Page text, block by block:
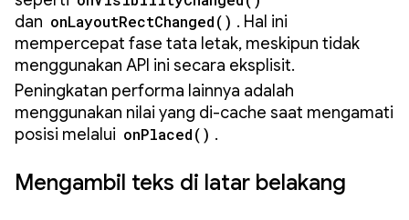
dan onLayoutRectChanged() . Hal ini
mempercepat fase tata letak, meskipun tidak
menggunakan API ini secara eksplisit.
Peningkatan performa lainnya adalah
menggunakan nilai yang di-cache saat mengamati
posisi melalui onPlaced() .
Mengambil teks di latar belakang